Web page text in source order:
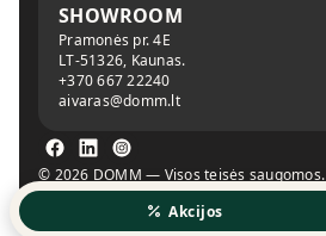
Akcijos
SHOWROOM
Pramonės pr. 4E
LT-51326, Kaunas.
+370 667 22240
aivaras@domm.lt
© 2026 DOMM — Visos teisės saugomos.
Privatumo politika Slapukų politika